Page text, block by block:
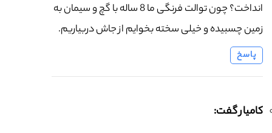
انداخت؟ چون توالت فرنگی ما 8 ساله با گچ و سیمان به
زمین چسبیده و خیلی سخته بخوایم از جاش دربیاریم.
پاسخ
کامیار گفت: